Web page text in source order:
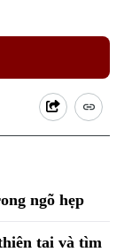
ngõ hẹp
tai và tìm